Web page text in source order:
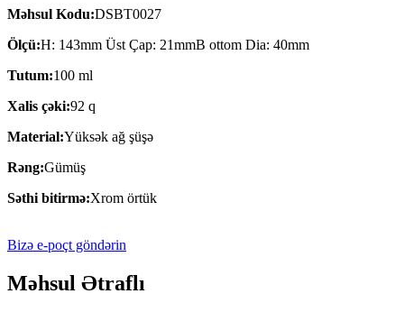
Məhsul Kodu:DSBT0027
Ölçü:H: 143mm Üst Çap: 21mmB ottom Dia: 40mm
Tutum:100 ml
Xalis çəki:92 q
Material:Yüksək ağ şüşə
Rəng:Gümüş
Səthi bitirmə:Xrom örtük
Bizə e-poçt göndərin
Məhsul Ətraflı